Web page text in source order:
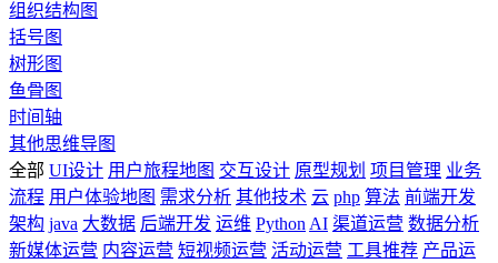
组织结构图
括号图
树形图
鱼骨图
时间轴
其他思维导图
全部 UI设计 用户旅程地图 交互设计 原型规划 项目管理 业务
流程 用户体验地图 需求分析 其他技术 云 php 算法 前端开发
架构 java 大数据 后端开发 运维 Python AI 渠道运营 数据分析
新媒体运营 内容运营 短视频运营 活动运营 工具推荐 产品运